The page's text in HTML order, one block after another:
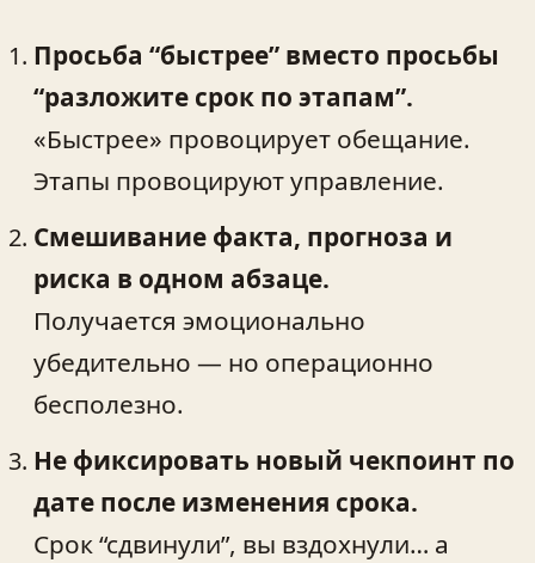
Просьба “быстрее” вместо просьбы
“разложите срок по этапам”.
«Быстрее» провоцирует обещание.
Этапы провоцируют управление.
Смешивание факта, прогноза и
риска в одном абзаце.
Получается эмоционально
убедительно — но операционно
бесполезно.
Не фиксировать новый чекпоинт по
дате после изменения срока.
Срок “сдвинули”, вы вздохнули… а